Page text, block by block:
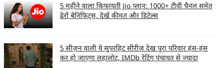
5 महीने वाला किफायती Jio प्लान: 1000+ टीवी चैनल समेत
ढेरों बेनिफिट्स, देखें कीमत और डिटेल्स
5 सीज़न वाली ये सुपरहिट सीरीज देख पूरा परिवार हंस-हंस
कर हो जाएगा लहालोट, IMDb रेटिंग पंचायत से ज्यादा